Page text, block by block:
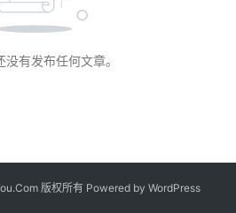
没有发布任何文章。
版权所有 Powered by WordPress